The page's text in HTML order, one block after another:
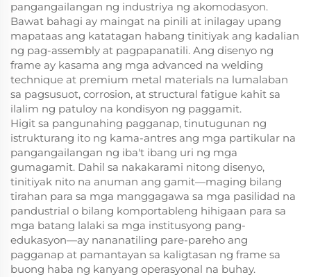
pangangailangan ng industriya ng akomodasyon.
Bawat bahagi ay maingat na pinili at inilagay upang
mapataas ang katatagan habang tinitiyak ang kadalian
ng pag-assembly at pagpapanatili. Ang disenyo ng
frame ay kasama ang mga advanced na welding
technique at premium metal materials na lumalaban
sa pagsusuot, corrosion, at structural fatigue kahit sa
ilalim ng patuloy na kondisyon ng paggamit.
Higit sa pangunahing pagganap, tinutugunan ng
istrukturang ito ng kama-antres ang mga partikular na
pangangailangan ng iba't ibang uri ng mga
gumagamit. Dahil sa nakakarami nitong disenyo,
tinitiyak nito na anuman ang gamit—maging bilang
tirahan para sa mga manggagawa sa mga pasilidad na
pandustrial o bilang komportableng hihigaan para sa
mga batang lalaki sa mga institusyong pang-
edukasyon—ay nananatiling pare-pareho ang
pagganap at pamantayan sa kaligtasan ng frame sa
buong haba ng kanyang operasyonal na buhay.